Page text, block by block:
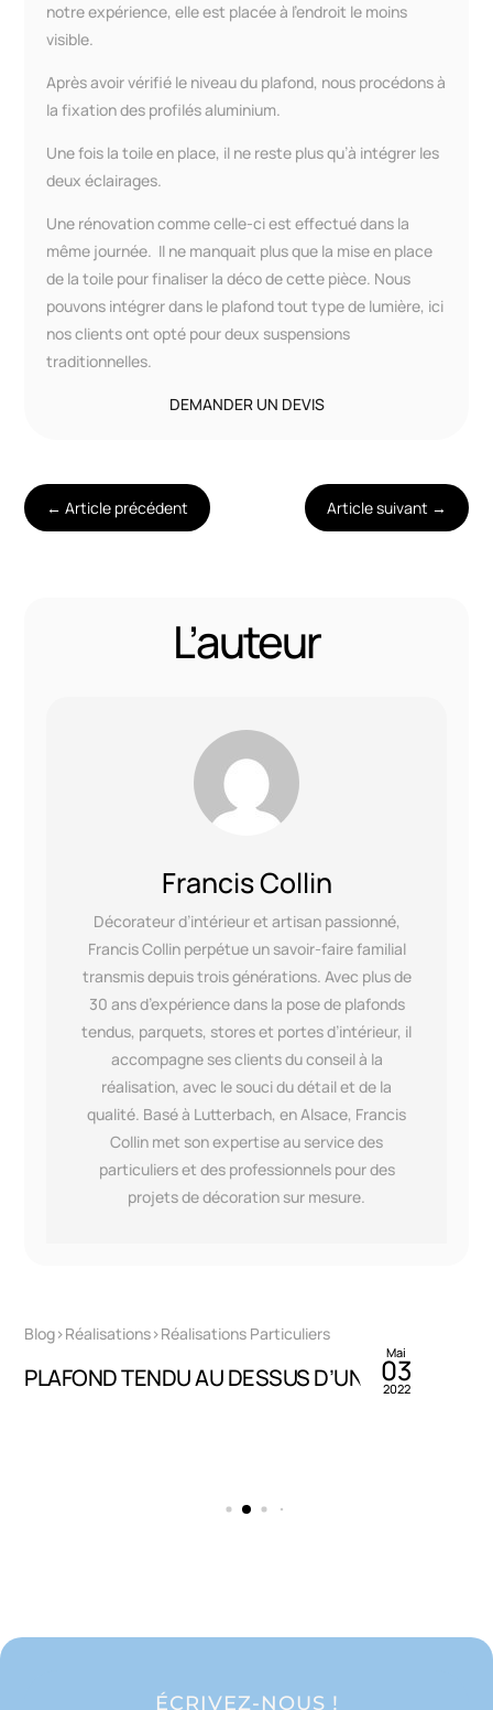
notre expérience, elle est placée à l’endroit le moins
visible.
Après avoir vérifié le niveau du plafond, nous procédons à
la fixation des profilés aluminium.
Une fois la toile en place, il ne reste plus qu’à intégrer les
deux éclairages.
Une rénovation comme celle-ci est effectué dans la
même journée. Il ne manquait plus que la mise en place
de la toile pour finaliser la déco de cette pièce. Nous
pouvons intégrer dans le plafond tout type de lumière, ici
nos clients ont opté pour deux suspensions
traditionnelles.
DEMANDER UN DEVIS
←Article précédent Article suivant →
L’auteur
Francis Collin
Décorateur d’intérieur et artisan passionné,
Francis Collin perpétue un savoir-faire familial
transmis depuis trois générations. Avec plus de
30 ans d’expérience dans la pose de plafonds
tendus, parquets, stores et portes d’intérieur, il
accompagne ses clients du conseil à la
réalisation, avec le souci du détail et de la
qualité. Basé à Lutterbach, en Alsace, Francis
Collin met son expertise au service des
particuliers et des professionnels pour des
projets de décoration sur mesure.
Mai
03
2022
Blog>Réalisations>Réalisations Particuliers
PLAFOND TENDU AU DESSUS D’UN SPA !
ÉCRIVEZ-NOUS !